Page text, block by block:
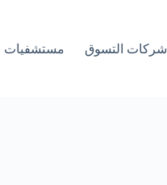
شركات التسوق مستشفيات